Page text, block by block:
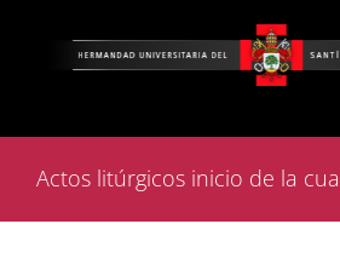
contenido
Actos litúrgicos inicio de la